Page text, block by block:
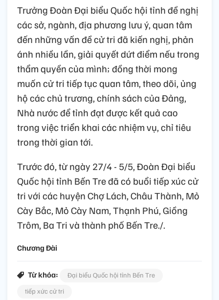
Trưởng Đoàn Đại biểu Quốc hội tỉnh đề nghị
các sở, ngành, địa phương lưu ý, quan tâm
đến những vấn đề cử tri đã kiến nghị, phản
ánh nhiều lần, giải quyết dứt điểm nếu trong
thẩm quyền của mình; đồng thời mong
muốn cử tri tiếp tục quan tâm, theo dõi, ủng
hộ các chủ trương, chính sách của Đảng,
Nhà nước để tỉnh đạt được kết quả cao
trong việc triển khai các nhiệm vụ, chỉ tiêu
trong thời gian tới.
Trước đó, từ ngày 27/4 - 5/5, Đoàn Đại biểu
Quốc hội tỉnh Bến Tre đã có buổi tiếp xúc cử
tri với các huyện Chợ Lách, Châu Thành, Mỏ
Cày Bắc, Mỏ Cày Nam, Thạnh Phú, Giồng
Trôm, Ba Tri và thành phố Bến Tre./.
Chương Đài
Từ khóa:
Đại biểu Quốc hội tỉnh Bến Tre
tiếp xức cử tri